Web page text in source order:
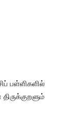
பள்ளிகளில்